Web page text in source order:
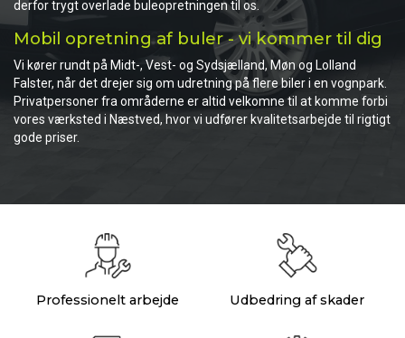
derfor trygt overlade buleopretningen til os.
Mobil opretning af buler - vi kommer til dig
Vi kører rundt på Midt-, Vest- og Sydsjælland, Møn og Lolland
Falster, når det drejer sig om udretning på flere biler i en vognpark.
Privatpersoner fra områderne er altid velkomne til at komme forbi
vores værksted i Næstved, hvor vi udfører kvalitetsarbejde til rigtigt
gode priser.
Professionelt arbejde Udbedring af skader